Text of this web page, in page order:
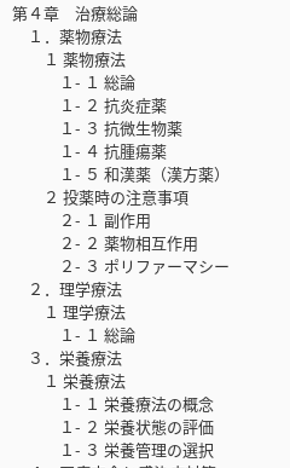
第４章 治療総論
１．薬物療法
１ 薬物療法
１- １ 総論
１- ２ 抗炎症薬
１- ３ 抗微生物薬
１- ４ 抗腫瘍薬
１- ５ 和漢薬（漢方薬）
２ 投薬時の注意事項
２- １ 副作用
２- ２ 薬物相互作用
２- ３ ポリファーマシー
２．理学療法
１ 理学療法
１- １ 総論
３．栄養療法
１ 栄養療法
１- １ 栄養療法の概念
１- ２ 栄養状態の評価
１- ３ 栄養管理の選択